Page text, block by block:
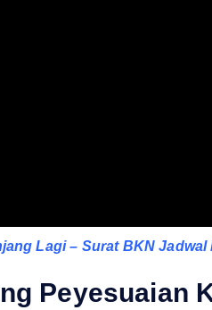
Lagi – Surat BKN Jadwal
Peyesuaian